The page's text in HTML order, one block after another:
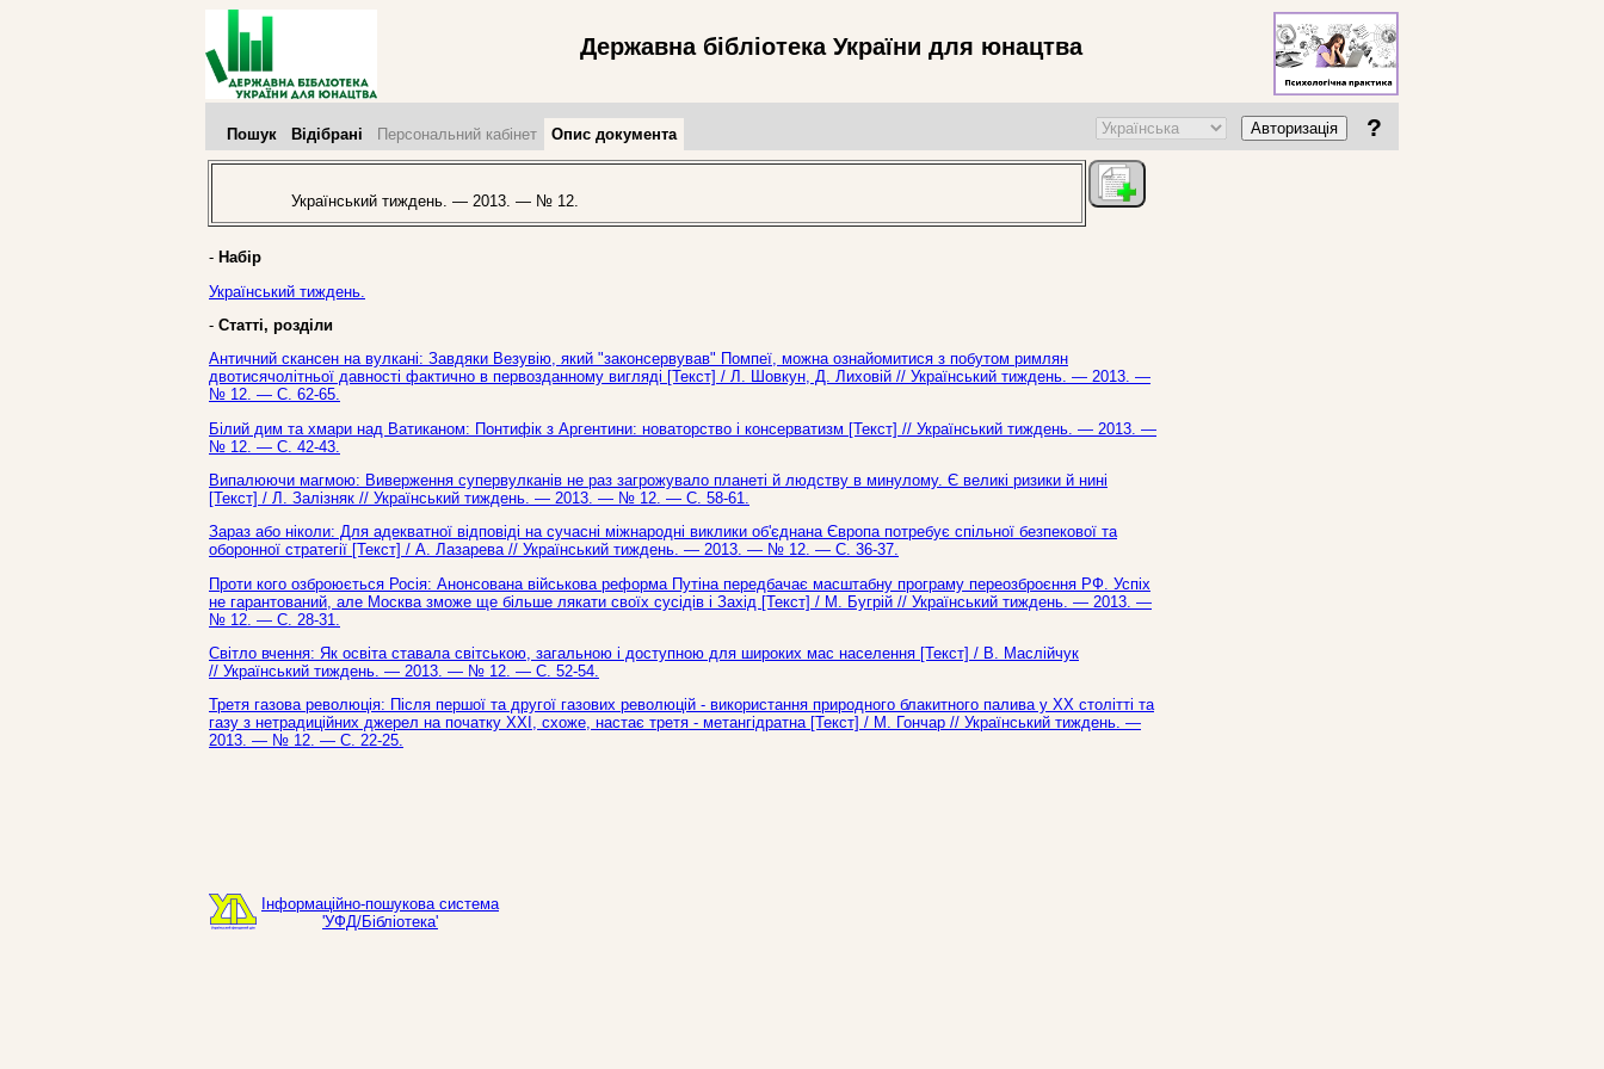
Державна бібліотека України для юнацтва
Пошук Відібрані Персональний кабінет Опис документа Авторизація ?
Український тиждень. — 2013. — № 12.
- Набір
Український тиждень.
- Статті, розділи
Античний скансен на вулкані: Завдяки Везувію, який "законсервував" Помпеї, можна ознайомитися з побутом римлян
двотисячолітньої давності фактично в первозданному вигляді [Текст] / Л. Шовкун, Д. Лиховій // Український тиждень. — 2013. —
№ 12. — С. 62-65.
Білий дим та хмари над Ватиканом: Понтифік з Аргентини: новаторство і консерватизм [Текст] // Український тиждень. — 2013. —
№ 12. — С. 42-43.
Випалюючи магмою: Виверження супервулканів не раз загрожувало планеті й людству в минулому. Є великі ризики й нині
[Текст] / Л. Залізняк // Український тиждень. — 2013. — № 12. — С. 58-61.
Зараз або ніколи: Для адекватної відповіді на сучасні міжнародні виклики об'єднана Європа потребує спільної безпекової та
оборонної стратегії [Текст] / А. Лазарева // Український тиждень. — 2013. — № 12. — С. 36-37.
Проти кого озброюється Росія: Анонсована військова реформа Путіна передбачає масштабну програму переозброєння РФ. Успіх
не гарантований, але Москва зможе ще більше лякати своїх сусідів і Захід [Текст] / М. Бугрій // Український тиждень. — 2013. —
№ 12. — С. 28-31.
Світло вчення: Як освіта ставала світською, загальною і доступною для широких мас населення [Текст] / В. Маслійчук
// Український тиждень. — 2013. — № 12. — С. 52-54.
Третя газова революція: Після першої та другої газових революцій - використання природного блакитного палива у ХХ столітті та
газу з нетрадиційних джерел на початку ХХІ, схоже, настає третя - метангідратна [Текст] / М. Гончар // Український тиждень. —
2013. — № 12. — С. 22-25.
Інформаційно-пошукова система
'УФД/Бібліотека'